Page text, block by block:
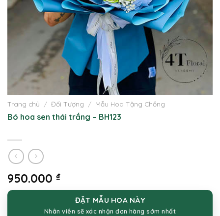
Trang chủ / Đối Tượng / Mẫu Hoa Tặng Chồng
Bó hoa sen thái trắng – BH123
950.000 ₫
ĐẶT MẪU HOA NÀY
Nhân viên sẽ xác nhận đơn hàng sớm nhất